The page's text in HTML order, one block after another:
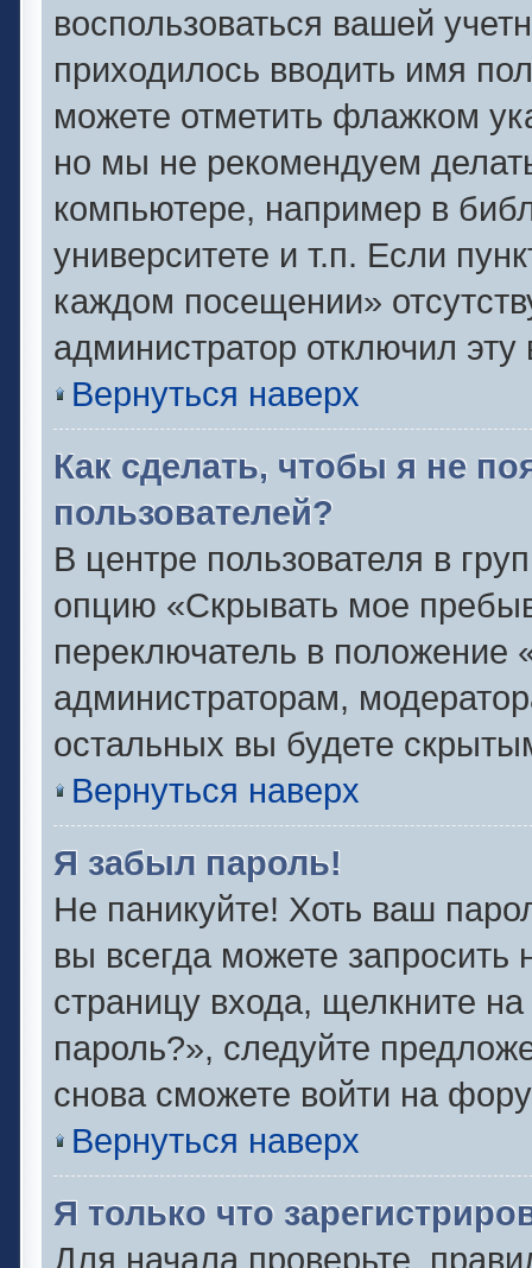
воспользоваться вашей
приходилось вводить имя
можете отметить флажком
но мы не рекомендуем
компьютере, например в
университете и т.п. Если
каждом посещении»
администратор отключил эту
Вернуться наверх
Как сделать, чтобы я не
пользователей?
В центре пользователя в
опцию «Скрывать мое
переключатель в положение
администраторам,
остальных вы будете
Вернуться наверх
Я забыл пароль!
Не паникуйте! Хоть ваш
вы всегда можете запросить
страницу входа, щелкните
пароль?», следуйте
снова сможете войти на
Вернуться наверх
Я только что
Для начала проверьте,